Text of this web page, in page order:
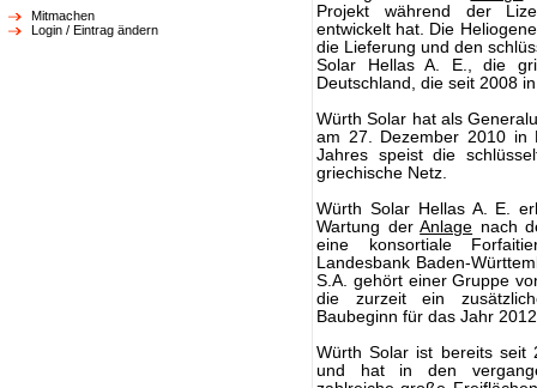
Mitmachen
Login / Eintrag ändern
Projekt während der
entwickelt hat. Die
die Lieferung und den
Solar Hellas A. E., die
Deutschland, die seit 2008
Würth Solar hat als
am 27. Dezember 2010 in
Jahres speist die
griechische Netz.
Würth Solar Hellas A. E.
Wartung derAnlage nach
eine konsortiale
Landesbank Baden-
S.A. gehört einer Gruppe
die zurzeit ein
Baubeginn für das Jahr
Würth Solar ist bereits seit
und hat in den